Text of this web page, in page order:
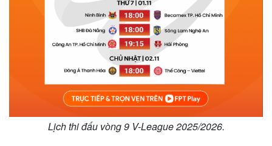
Lịch thi đấu vòng 9 V-League 2025/2026.